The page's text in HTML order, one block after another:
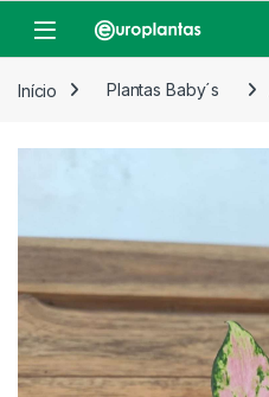
Open
Início Plantas Baby´s